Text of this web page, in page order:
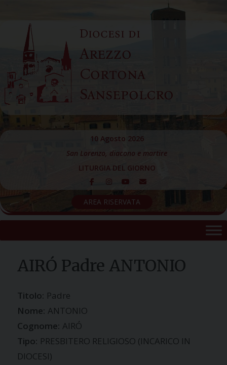
content
Diocesi di
Arezzo
Cortona
Sansepolcro
10 Agosto 2026
San Lorenzo, diacono e martire
LITURGIA DEL GIORNO
AREA RISERVATA
AIRÓ Padre ANTONIO
Titolo: Padre
Nome: ANTONIO
Cognome: AIRÓ
Tipo: PRESBITERO RELIGIOSO (INCARICO IN
DIOCESI)